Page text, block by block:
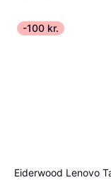
-100 kr.
Eiderwood Lenovo